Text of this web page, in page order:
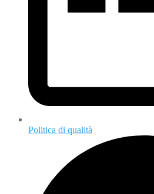
Politica di qualità